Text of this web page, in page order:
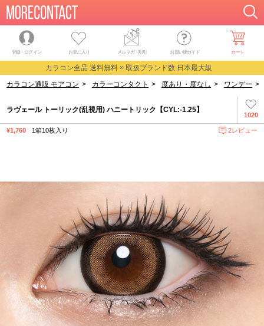
登録・ログイン お気に入り メルマガ・割引 お買い物ガイド カート
カラコン全品 送料無料 × 取扱ブランド数 日本最大級
カラコン通販 モアコン > カラーコンタクト > 度あり・度なし > ワンデー >
1020
ラヴェール トーリック(乱視用) ハニートリック【CYL:-1.25】
¥1,760 1箱10枚入り 2レビュー